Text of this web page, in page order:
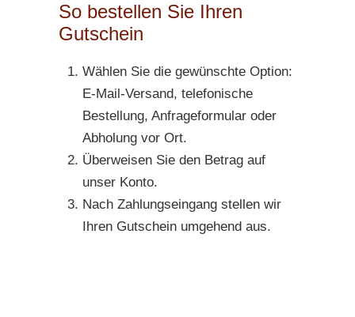
So bestellen Sie Ihren
Gutschein
Wählen Sie die gewünschte Option:
E-Mail-Versand, telefonische
Bestellung, Anfrageformular oder
Abholung vor Ort.
Überweisen Sie den Betrag auf
unser Konto.
Nach Zahlungseingang stellen wir
Ihren Gutschein umgehend aus.